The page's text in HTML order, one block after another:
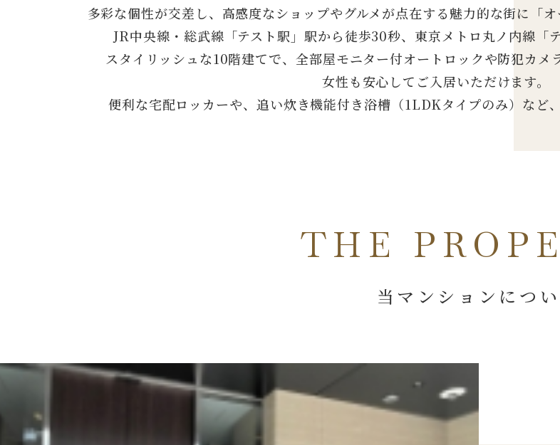
多彩な個性が交差し、高感度なショップやグルメが点在する魅力的な街に「オ
JR中央線・総武線「テスト駅」駅から徒歩30秒、東京メトロ丸ノ内線「
スタイリッシュな10階建てで、全部屋モニター付オートロックや防犯カメ
女性も安心してご入居いただけます。
便利な宅配ロッカーや、追い炊き機能付き浴槽（1LDKタイプのみ）など
THE
当マンションにつ